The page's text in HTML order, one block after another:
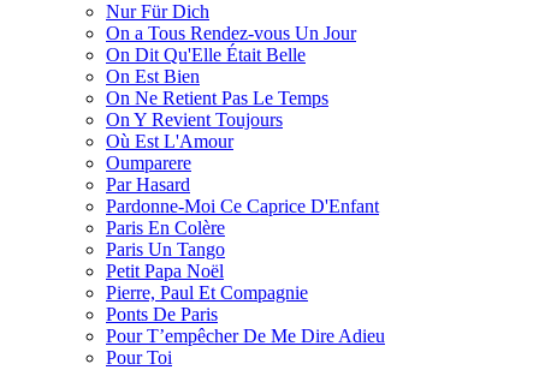
Nur Für Dich
On a Tous Rendez-vous Un Jour
On Dit Qu'Elle Était Belle
On Est Bien
On Ne Retient Pas Le Temps
On Y Revient Toujours
Où Est L'Amour
Oumparere
Par Hasard
Pardonne-Moi Ce Caprice D'Enfant
Paris En Colère
Paris Un Tango
Petit Papa Noël
Pierre, Paul Et Compagnie
Ponts De Paris
Pour T’empêcher De Me Dire Adieu
Pour Toi